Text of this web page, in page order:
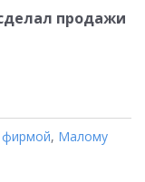
продажи
фирмой, Малому